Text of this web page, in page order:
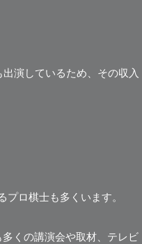
演しているため、その収入
ロ棋士も多くいます。
くの講演会や取材、テレビ